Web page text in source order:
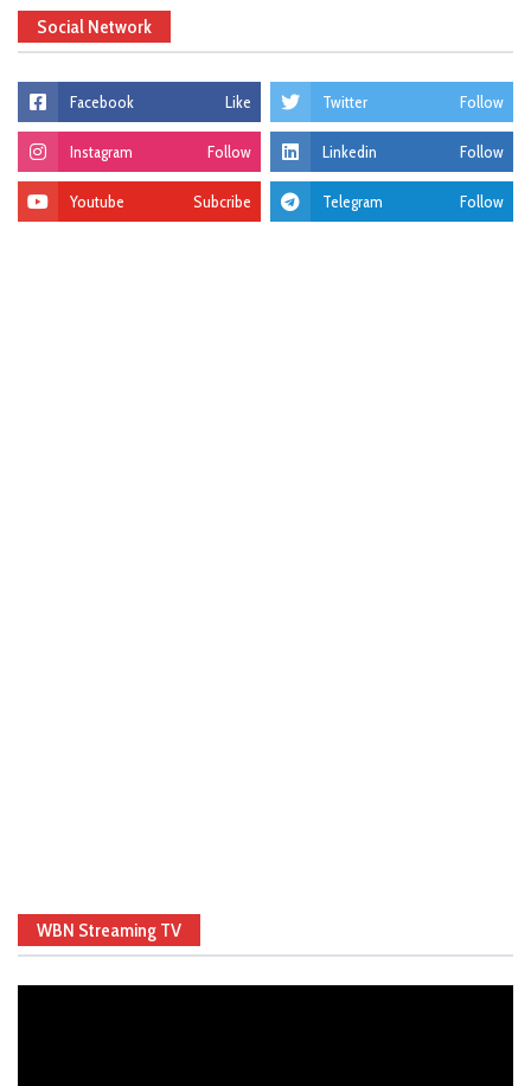
Social Network
Facebook Like Twitter Follow
Instagram Follow Linkedin Follow
Youtube Subcribe Telegram Follow
WBN Streaming TV